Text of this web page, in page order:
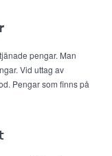
pengar. Man
Vid uttag av
Pengar som finns på